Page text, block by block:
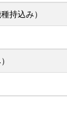
持込み）